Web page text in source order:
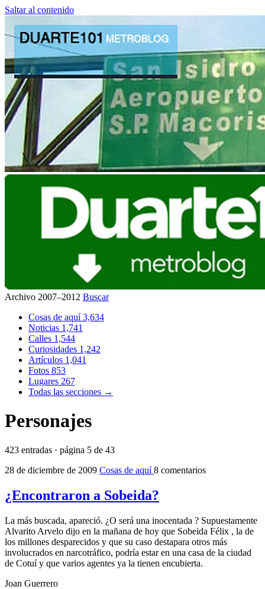
Saltar al contenido
Archivo 2007–2012 Buscar
Cosas de aquí3,634
Noticias 1,741
Calles 1,544
Curiosidades 1,242
Artículos 1,041
Fotos 853
Lugares 267
Todas las secciones →
Personajes
423 entradas · página 5 de 43
28 de diciembre de 2009 Cosas de aquí8 comentarios
¿Encontraron a Sobeida?
La más buscada, apareció. ¿O será una inocentada ? Supuestamente
Alvarito Arvelo dijo en la mañana de hoy que Sobeida Félix , la de
los millones desparecidos y que su caso destapara otros más
involucrados en narcotráfico, podría estar en una casa de la ciudad
de Cotuí y que varios agentes ya la tienen encubierta.
Joan Guerrero